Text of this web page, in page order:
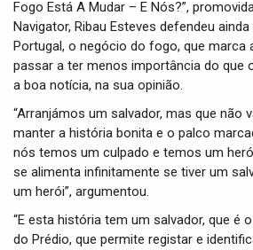
Fogo Está A Mudar – E Nós?”,
Navigator, Ribau Esteves defendeu
Portugal, o negócio do fogo, que marca
passar a ter menos importância do que
a boa notícia, na sua opinião.
“Arranjámos um salvador, mas que não
manter a história bonita e o palco
nós temos um culpado e temos um
se alimenta infinitamente se tiver um
um herói”, argumentou.
“E esta história tem um salvador, que é
do Prédio, que permite registar e